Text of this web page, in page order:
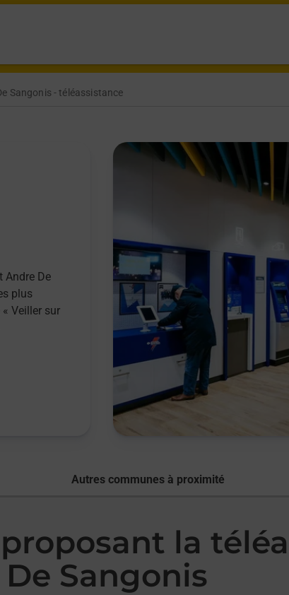
Sangonis - téléassistance
Andre De
plus
Veiller sur
Autres communes à proximité
la
Sangonis